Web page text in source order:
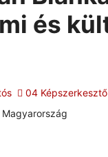
és
04 Képszerkesztő